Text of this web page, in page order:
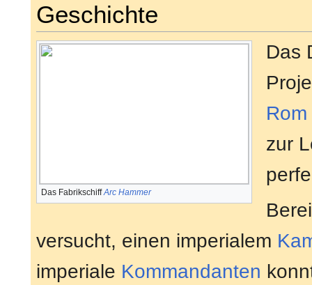
Geschichte
Das FabrikschiffArc Hammer
Das
zur
versucht, einen imperialem
imperiale Kommandanten